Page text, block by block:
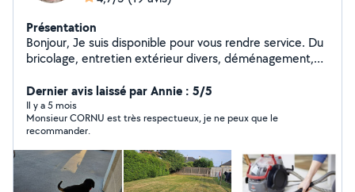
Présentation
Bonjour, Je suis disponible pour vous rendre service. Du
bricolage, entretien extérieur divers, déménagement,
Dernier avis laissé par Annie : 5/5
Il y a 5 mois
Monsieur CORNU est très respectueux, je ne peux que le
recommander.